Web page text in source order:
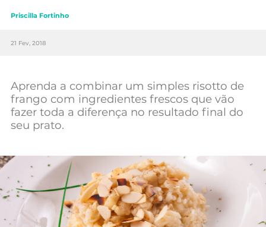
Fitness
Mães e Bebés
Priscilla Fortinho
21 Fev, 2018
Aprenda a combinar um simples risotto de
frango com ingredientes frescos que vão
fazer toda a diferença no resultado final do
seu prato.